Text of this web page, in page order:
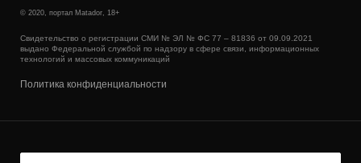
© 2020, портал Matador, 18+
Свидетельство о регистрации СМИ № ЭЛ № ФС 77 – 81836 от 09.09.2021
выдано Федеральной службой по надзору в сфере связи, информационных
технологий и массовых коммуникаций
Политика конфиденциальности